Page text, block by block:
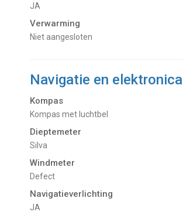
JA
Verwarming
Niet aangesloten
Navigatie en elektronica
Kompas
Kompas met luchtbel
Dieptemeter
Silva
Windmeter
Defect
Navigatieverlichting
JA